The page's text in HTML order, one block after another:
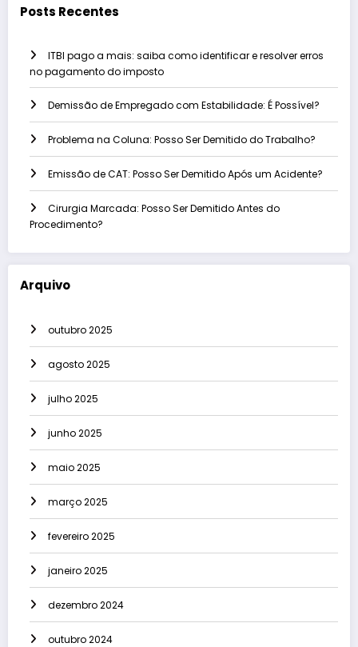
Posts Recentes
ITBI pago a mais: saiba como identificar e resolver erros
no pagamento do imposto
Demissão de Empregado com Estabilidade: É Possível?
Problema na Coluna: Posso Ser Demitido do Trabalho?
Emissão de CAT: Posso Ser Demitido Após um Acidente?
Cirurgia Marcada: Posso Ser Demitido Antes do
Procedimento?
Arquivo
outubro 2025
agosto 2025
julho 2025
junho 2025
maio 2025
março 2025
fevereiro 2025
janeiro 2025
dezembro 2024
outubro 2024